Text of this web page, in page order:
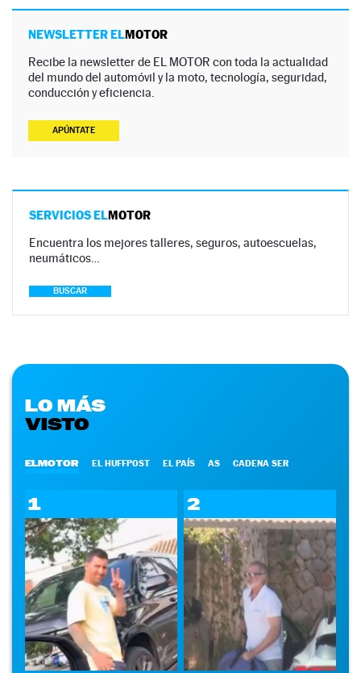
NEWSLETTER ELMOTOR
Recibe la newsletter de EL MOTOR con toda la actualidad
del mundo del automóvil y la moto, tecnología, seguridad,
conducción y eficiencia.
APÚNTATE
SERVICIOS ELMOTOR
Encuentra los mejores talleres, seguros, autoescuelas,
neumáticos…
BUSCAR
LO MÁS
VISTO
ELMOTOR EL HUFFPOST EL PAÍS AS CADENA SER
1 2